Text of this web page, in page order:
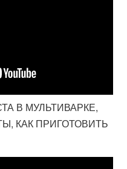
В МУЛЬТИВАРКЕ,
КАК ПРИГОТОВИТЬ